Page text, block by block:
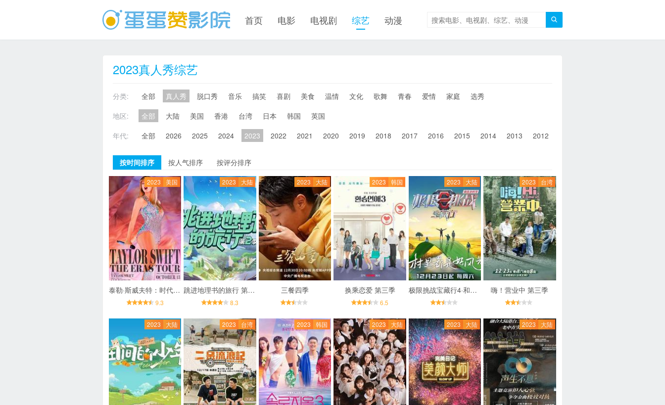

首页 电影 电视剧 综艺 动漫
2023真人秀综艺
分类: 全部 真人秀 脱口秀 音乐 搞笑 喜剧 美食 温情 文化 歌舞 青春 爱情 家庭
选秀
地区:
全部 大陆 美国 香港 台湾 日本 韩国
英国
年代:
全部 2026 2025 2024 2023 2022 2021 2020 2019 2018 2017 2016 2015 2014 2013 2012
按时间排序 按人气排序 按评分排序
2023 美国
泰勒·斯威夫特：时代巡回演唱会
9.3
2023 大陆
跳进地理书的旅行 第二季
8.3
2023 大陆
三餐四季
2023 韩国
换乘恋爱 第三季
6.5
2023 大陆
极限挑战宝藏行4·和美乡村季
2023 台湾
嗨！营业中 第三季
2023 大陆 2023 台湾 2023 韩国 2023 大陆 2023 大陆 2023 大陆